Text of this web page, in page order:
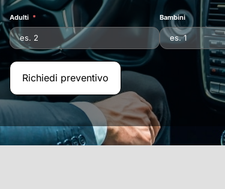
Adulti Bambini
Richiedi preventivo